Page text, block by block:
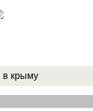
в крыму